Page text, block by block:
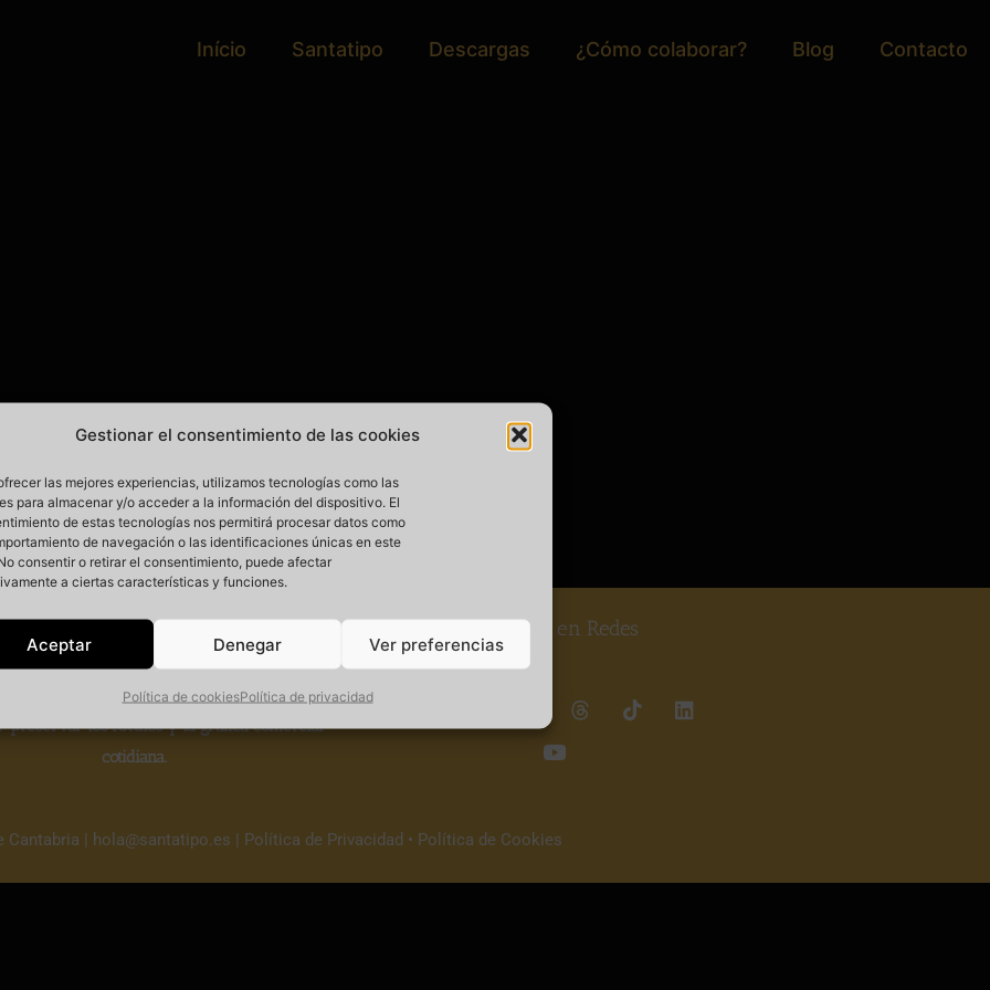
Gestionar el consentimiento de las cookies
las mejores experiencias, utilizamos tecnologías como las
para almacenar y/o acceder a la información del dispositivo. El
de estas tecnologías nos permitirá procesar datos como
de navegación o las identificaciones únicas en este
consentir o retirar el consentimiento, puede afectar
a ciertas características y funciones.
Aceptar Denegar Ver preferencias
Política de cookiesPolítica de privacidad
Início Santatipo Descargas ¿Cómo colaborar? Blog Contacto
proyecto cultural sin ánimo de lucro que
preservar los rótulos y la gráfica comercial
cotidiana.
Siguenos en Redes
Cantabria | hola@santatipo.es | Política de Privacidad • Política de Cookies